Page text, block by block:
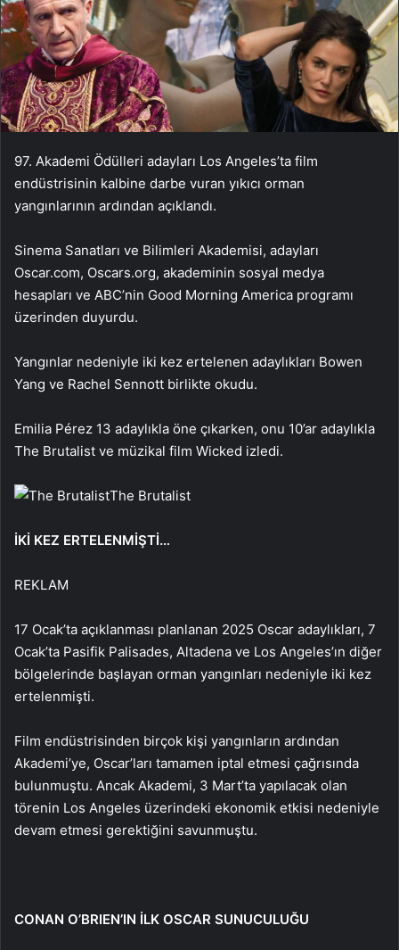
97. Akademi Ödülleri adayları Los Angeles’ta film
endüstrisinin kalbine darbe vuran yıkıcı orman
yangınlarının ardından açıklandı.
Sinema Sanatları ve Bilimleri Akademisi, adayları
Oscar.com, Oscars.org, akademinin sosyal medya
hesapları ve ABC’nin Good Morning America programı
üzerinden duyurdu.
Yangınlar nedeniyle iki kez ertelenen adaylıkları Bowen
Yang ve Rachel Sennott birlikte okudu.
Emilia Pérez 13 adaylıkla öne çıkarken, onu 10’ar adaylıkla
The Brutalist ve müzikal film Wicked izledi.
The Brutalist
İKİ KEZ ERTELENMİŞTİ…
REKLAM
17 Ocak’ta açıklanması planlanan 2025 Oscar adaylıkları, 7
Ocak’ta Pasifik Palisades, Altadena ve Los Angeles’ın diğer
bölgelerinde başlayan orman yangınları nedeniyle iki kez
ertelenmişti.
Film endüstrisinden birçok kişi yangınların ardından
Akademi’ye, Oscar’ları tamamen iptal etmesi çağrısında
bulunmuştu. Ancak Akademi, 3 Mart’ta yapılacak olan
törenin Los Angeles üzerindeki ekonomik etkisi nedeniyle
devam etmesi gerektiğini savunmuştu.
CONAN O’BRIEN’IN İLK OSCAR SUNUCULUĞU